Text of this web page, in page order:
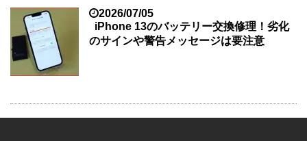
2026/07/05
iPhone 13のバッテリー交換修理！劣化
のサインや警告メッセージは要注意